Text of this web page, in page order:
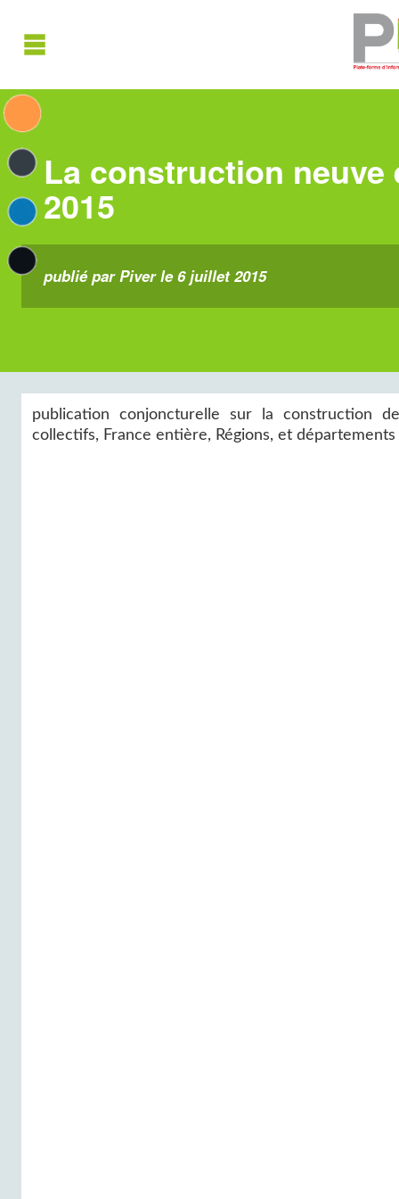
La construction neuve
2015
publié par Piver le 6 juillet 2015
publication conjoncturelle sur la construction
collectifs, France entière, Régions, et